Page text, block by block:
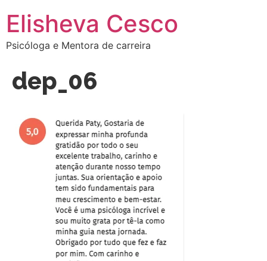
Elisheva Cesco
Psicóloga e Mentora de carreira
dep_06